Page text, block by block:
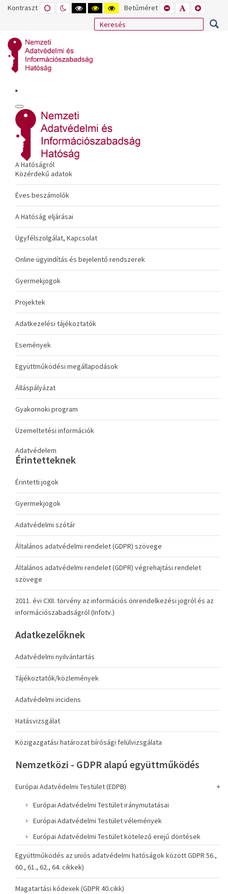
Kontraszt ALAPÉRTELMEZETT
MÓD
ÉJSZAKAI
MÓD
NAGY
KONTRASZTÚ
FEKETE-
FEHÉR
NAGY
KONTRASZTÚ
FEKETE
SÁRGA
NAGY
KONTRASZTÚ
SÁRGA
FEKETE
Betűméret KISEBB
BETŰTÍPUS
BEÁLLÍTÁSA
BETŰMÉRET
BEÁLLÍTÁSA
A Hatóságról
Közérdekű adatok
Éves beszámolók
A Hatóság eljárásai
Ügyfélszolgálat, Kapcsolat
Online ügyindítás és bejelentő rendszerek
Gyermekjogok
Projektek
Adatkezelési tájékoztatók
Események
Együttműködési megállapodások
Álláspályázat
Gyakornoki program
Üzemeltetési információk
Adatvédelem
Érintetteknek
Érintetti jogok
Gyermekjogok
Adatvédelmi szótár
Általános adatvédelmi rendelet (GDPR) szövege
Általános adatvédelmi rendelet (GDPR) végrehajtási rendelet
szövege
2011. évi CXII. törvény az információs önrendelkezési jogról és az
információszabadságról (Infotv.)
Adatkezelőknek
Adatvédelmi nyilvántartás
Tájékoztatók/közlemények
Adatvédelmi incidens
Hatásvizsgálat
Közigazgatási határozat bírósági felülvizsgálata
Nemzetközi - GDPR alapú együttműködés
Európai Adatvédelmi Testület (EDPB)
Európai Adatvédelmi Testület iránymutatásai
Európai Adatvédelmi Testület vélemények
Európai Adatvédelmi Testület kötelező erejű döntések
Együttműködés az uniós adatvédelmi hatóságok között GDPR 56.,
60., 61., 62., 64. cikkek)
Magatartási kódexek (GDPR 40.cikk)